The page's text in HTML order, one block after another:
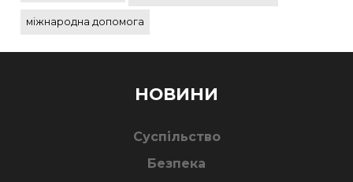
міжнародна допомога
НОВИНИ
Суспільство
Безпека